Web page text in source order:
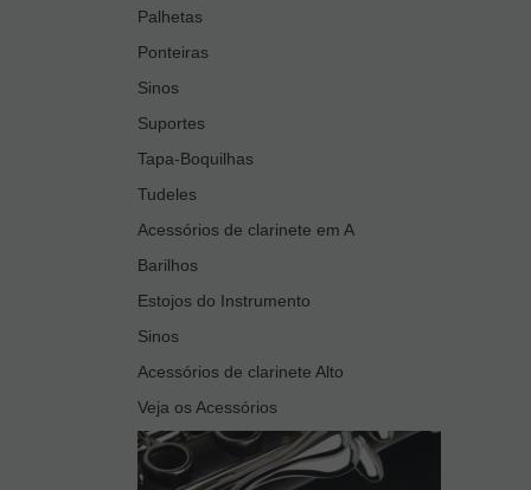
Palhetas
Ponteiras
Sinos
Suportes
Tapa-Boquilhas
Tudeles
Acessórios de clarinete em A
Barilhos
Estojos do Instrumento
Sinos
Acessórios de clarinete Alto
Veja os Acessórios